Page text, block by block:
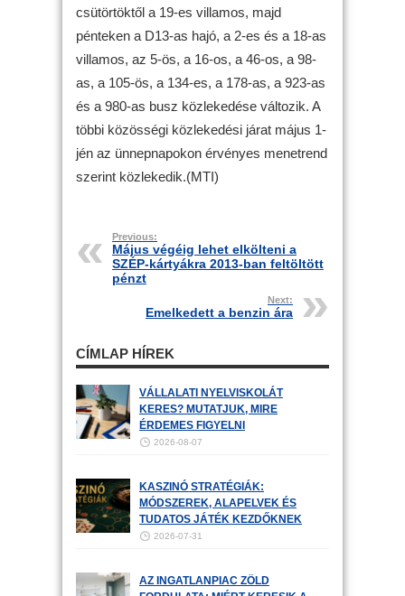
csütörtöktől a 19-es villamos, majd
pénteken a D13-as hajó, a 2-es és a 18-as
villamos, az 5-ös, a 16-os, a 46-os, a 98-
as, a 105-ös, a 134-es, a 178-as, a 923-as
és a 980-as busz közlekedése változik. A
többi közösségi közlekedési járat május 1-
jén az ünnepnapokon érvényes menetrend
szerint közlekedik.(MTI)
Previous:
Május végéig lehet elkölteni a
SZÉP-kártyákra 2013-ban feltöltött
pénzt
Next:
Emelkedett a benzin ára
CÍMLAP HÍREK
VÁLLALATI NYELVISKOLÁT
KERES? MUTATJUK, MIRE
ÉRDEMES FIGYELNI
2026-08-07
KASZINÓ STRATÉGIÁK:
MÓDSZEREK, ALAPELVEK ÉS
TUDATOS JÁTÉK KEZDŐKNEK
2026-07-31
AZ INGATLANPIAC ZÖLD